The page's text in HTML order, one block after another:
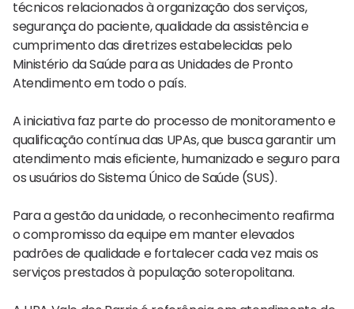
técnicos relacionados à organização dos serviços,
segurança do paciente, qualidade da assistência e
cumprimento das diretrizes estabelecidas pelo
Ministério da Saúde para as Unidades de Pronto
Atendimento em todo o país.
A iniciativa faz parte do processo de monitoramento e
qualificação contínua das UPAs, que busca garantir um
atendimento mais eficiente, humanizado e seguro para
os usuários do Sistema Único de Saúde (SUS).
Para a gestão da unidade, o reconhecimento reafirma
o compromisso da equipe em manter elevados
padrões de qualidade e fortalecer cada vez mais os
serviços prestados à população soteropolitana.